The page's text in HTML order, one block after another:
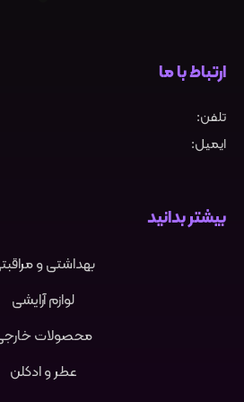
ارتباط با ما
تلفن:
ایمیل:
بیشتر بدانید
بهداشتی و
لوازم آرایشی
محصولات
عطر و ادکلن